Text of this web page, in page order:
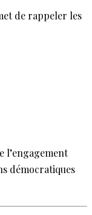
de rappeler les
l’engagement
démocratiques